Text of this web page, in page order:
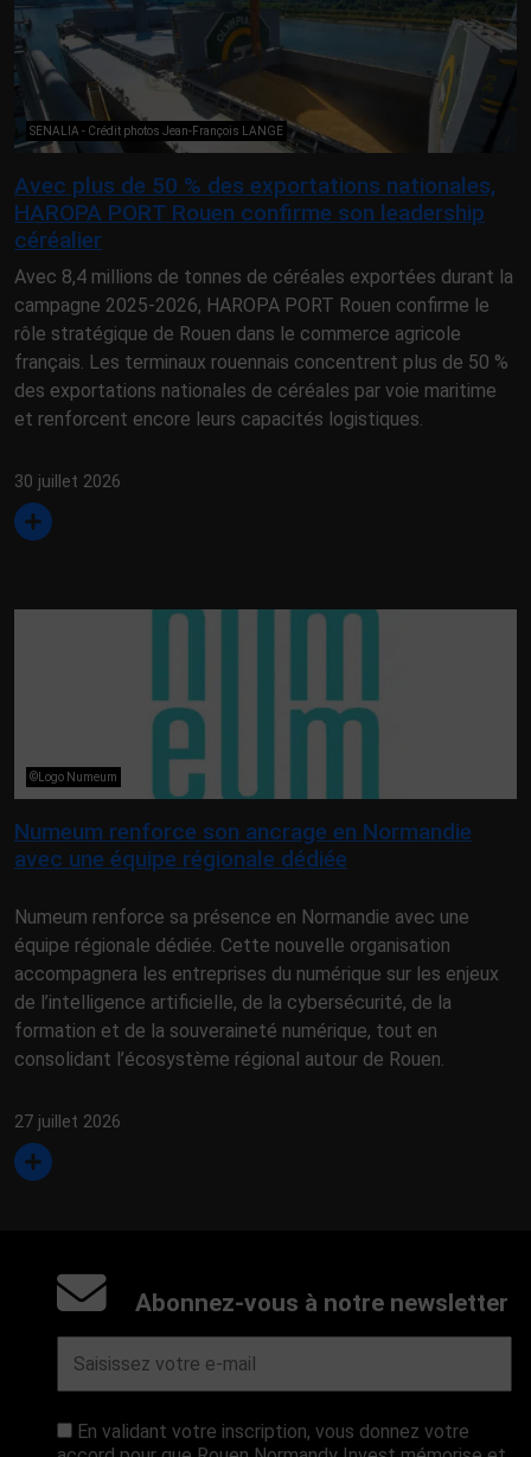
SENALIA - Crédit photos Jean-François LANGE
Avec plus de 50 % des exportations nationales,
HAROPA PORT Rouen confirme son leadership
céréalier
Avec 8,4 millions de tonnes de céréales exportées durant la
campagne 2025-2026, HAROPA PORT Rouen confirme le
rôle stratégique de Rouen dans le commerce agricole
français. Les terminaux rouennais concentrent plus de 50 %
des exportations nationales de céréales par voie maritime
et renforcent encore leurs capacités logistiques.
30 juillet 2026
©Logo Numeum
Numeum renforce son ancrage en Normandie
avec une équipe régionale dédiée
Numeum renforce sa présence en Normandie avec une
équipe régionale dédiée. Cette nouvelle organisation
accompagnera les entreprises du numérique sur les enjeux
de l’intelligence artificielle, de la cybersécurité, de la
formation et de la souveraineté numérique, tout en
consolidant l’écosystème régional autour de Rouen.
27 juillet 2026
Abonnez-vous à notre newsletter
En validant votre inscription, vous donnez votre